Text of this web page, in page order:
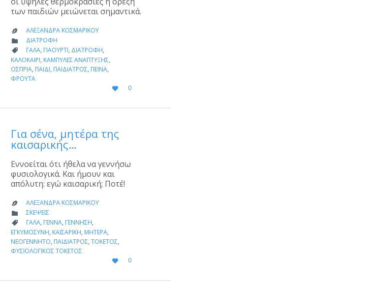
των παιδιών μειώνεται σημαντικά.
 ΑΛΕΞΆΝΔΡΑ ΚΟΣΜΑΡΊΚΟΥ
 CATEGORY
ΔΙΑΤΡΟΦΉ
 CATEGORY
ΓΆΛΑ, ΓΙΑΟΎΡΤΙ, ΔΙΑΤΡΟΦΉ,
ΚΑΛΟΚΑΊΡΙ, ΚΑΜΠΎΛΕΣ ΑΝΆΠΤΥΞΗΣ,
ΌΣΠΡΙΑ, ΠΑΙΔΊ, ΠΑΙΔΊΑΤΡΟΣ, ΠΕΊΝΑ,
ΦΡΟΎΤΑ

LOVE
IT
0
Για σένα, μητέρα της
καισαρικής…
Εννοείται ότι ήθελα να γεννήσω
φυσιολογικά. Και ήμουν και
απόλυτη: εγώ καισαρική; Ποτέ!
 ΑΛΕΞΆΝΔΡΑ ΚΟΣΜΑΡΊΚΟΥ
 CATEGORY
ΣΚΈΨΕΙΣ
 CATEGORY
ΓΆΛΑ, ΓΈΝΝΑ, ΓΈΝΝΗΣΗ,
ΕΓΚΥΜΟΣΎΝΗ, ΚΑΙΣΑΡΙΚΉ, ΜΗΤΈΡΑ,
ΝΕΟΓΈΝΝΗΤΟ, ΠΑΙΔΊΑΤΡΟΣ, ΤΟΚΕΤΌΣ,
ΦΥΣΙΟΛΟΓΙΚΌΣ ΤΟΚΕΤΌΣ

LOVE
IT
0